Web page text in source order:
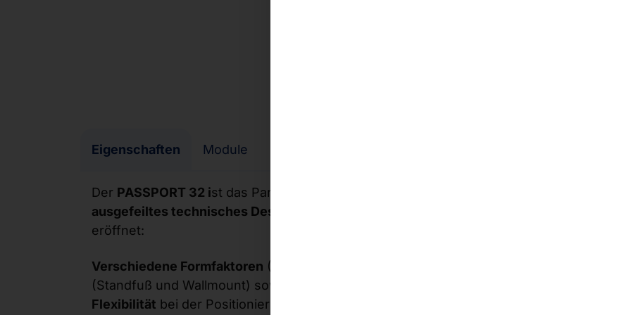
Eigenschaften Module
Der PASSPORT 32 ist das Paradebeispiel eines Kiosksystems, das durch ein
ausgefeiltes technisches Design
eröffnet:
Verschiedene Formfaktoren (Single- und Dual-Display) und
(Standfuß und Wallmount) sowie der
Flexibilität bei der Positionierung des Terminals auf der Fläche.